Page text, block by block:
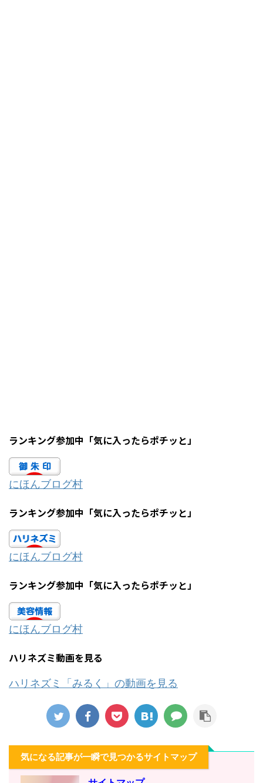
ランキング参加中「気に入ったらポチッと」
にほんブログ村
ランキング参加中「気に入ったらポチッと」
にほんブログ村
ランキング参加中「気に入ったらポチッと」
にほんブログ村
ハリネズミ動画を見る
ハリネズミ「みるく」の動画を見る
気になる記事が一瞬で見つかるサイトマップ